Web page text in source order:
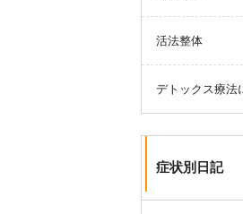
活法整体
デトックス療法
症状別日記